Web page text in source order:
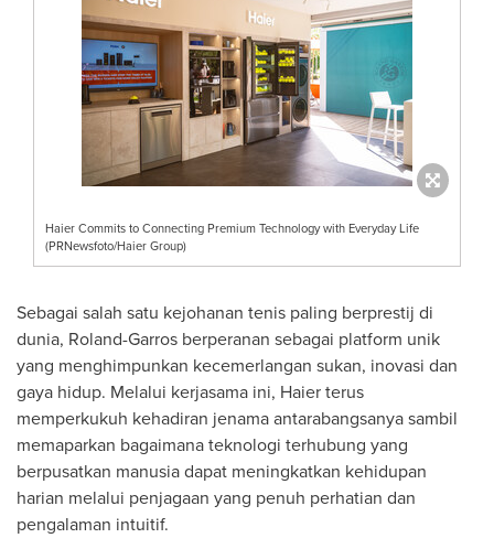
Haier Commits to Connecting Premium Technology with Everyday Life
(PRNewsfoto/Haier Group)
Sebagai salah satu kejohanan tenis paling berprestij di
dunia, Roland-Garros berperanan sebagai platform unik
yang menghimpunkan kecemerlangan sukan, inovasi dan
gaya hidup. Melalui kerjasama ini, Haier terus
memperkukuh kehadiran jenama antarabangsanya sambil
memaparkan bagaimana teknologi terhubung yang
berpusatkan manusia dapat meningkatkan kehidupan
harian melalui penjagaan yang penuh perhatian dan
pengalaman intuitif.